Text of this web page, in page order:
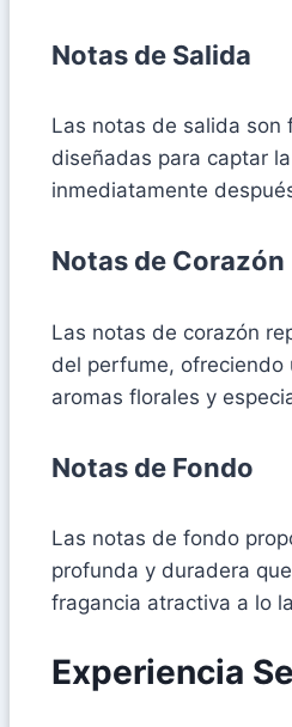
Notas de Salida
Las notas de salida son
diseñadas para captar
inmediatamente
Notas de Corazón
Las notas de corazón
del perfume, ofreciendo
aromas florales y
Notas de Fondo
Las notas de fondo
profunda y duradera
fragancia atractiva a lo
Experiencia